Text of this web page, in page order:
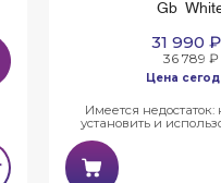
Gb
31 990 ₽
36 789 ₽
Цена
Имеется
установить и